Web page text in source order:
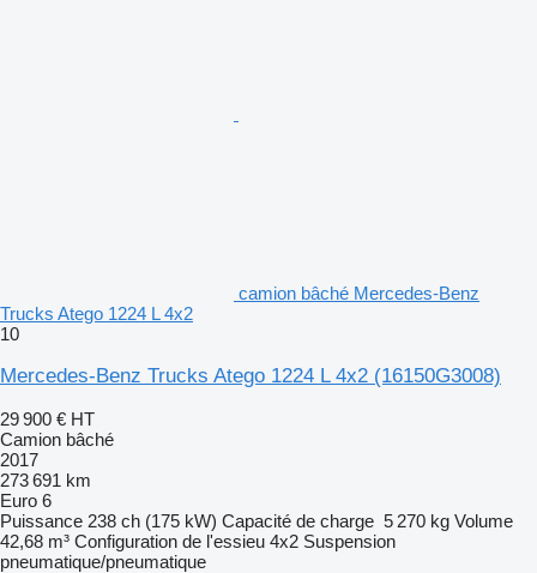
camion bâché Mercedes-Benz
Trucks Atego 1224 L 4x2
10
Mercedes-Benz Trucks Atego 1224 L 4x2 (16150G3008)
29 900 € HT
Camion bâché
2017
273 691 km
Euro 6
Puissance 238 ch (175 kW) Capacité de charge 5 270 kg Volume
42,68 m³ Configuration de l'essieu 4x2 Suspension
pneumatique/pneumatique